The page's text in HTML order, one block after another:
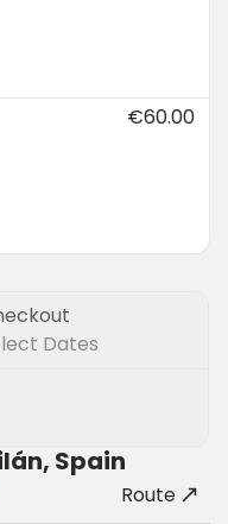
€60.00
Dates
Spain
Route